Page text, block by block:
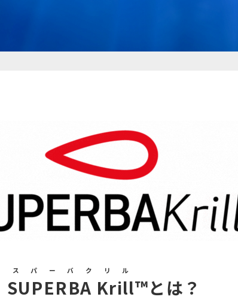
SUPERBA Krill
スパーバクリル
™とは？